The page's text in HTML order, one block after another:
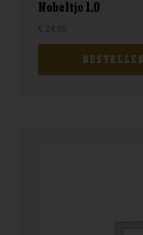
Nobeltje 1.0
€ 24,99
BESTELLEN